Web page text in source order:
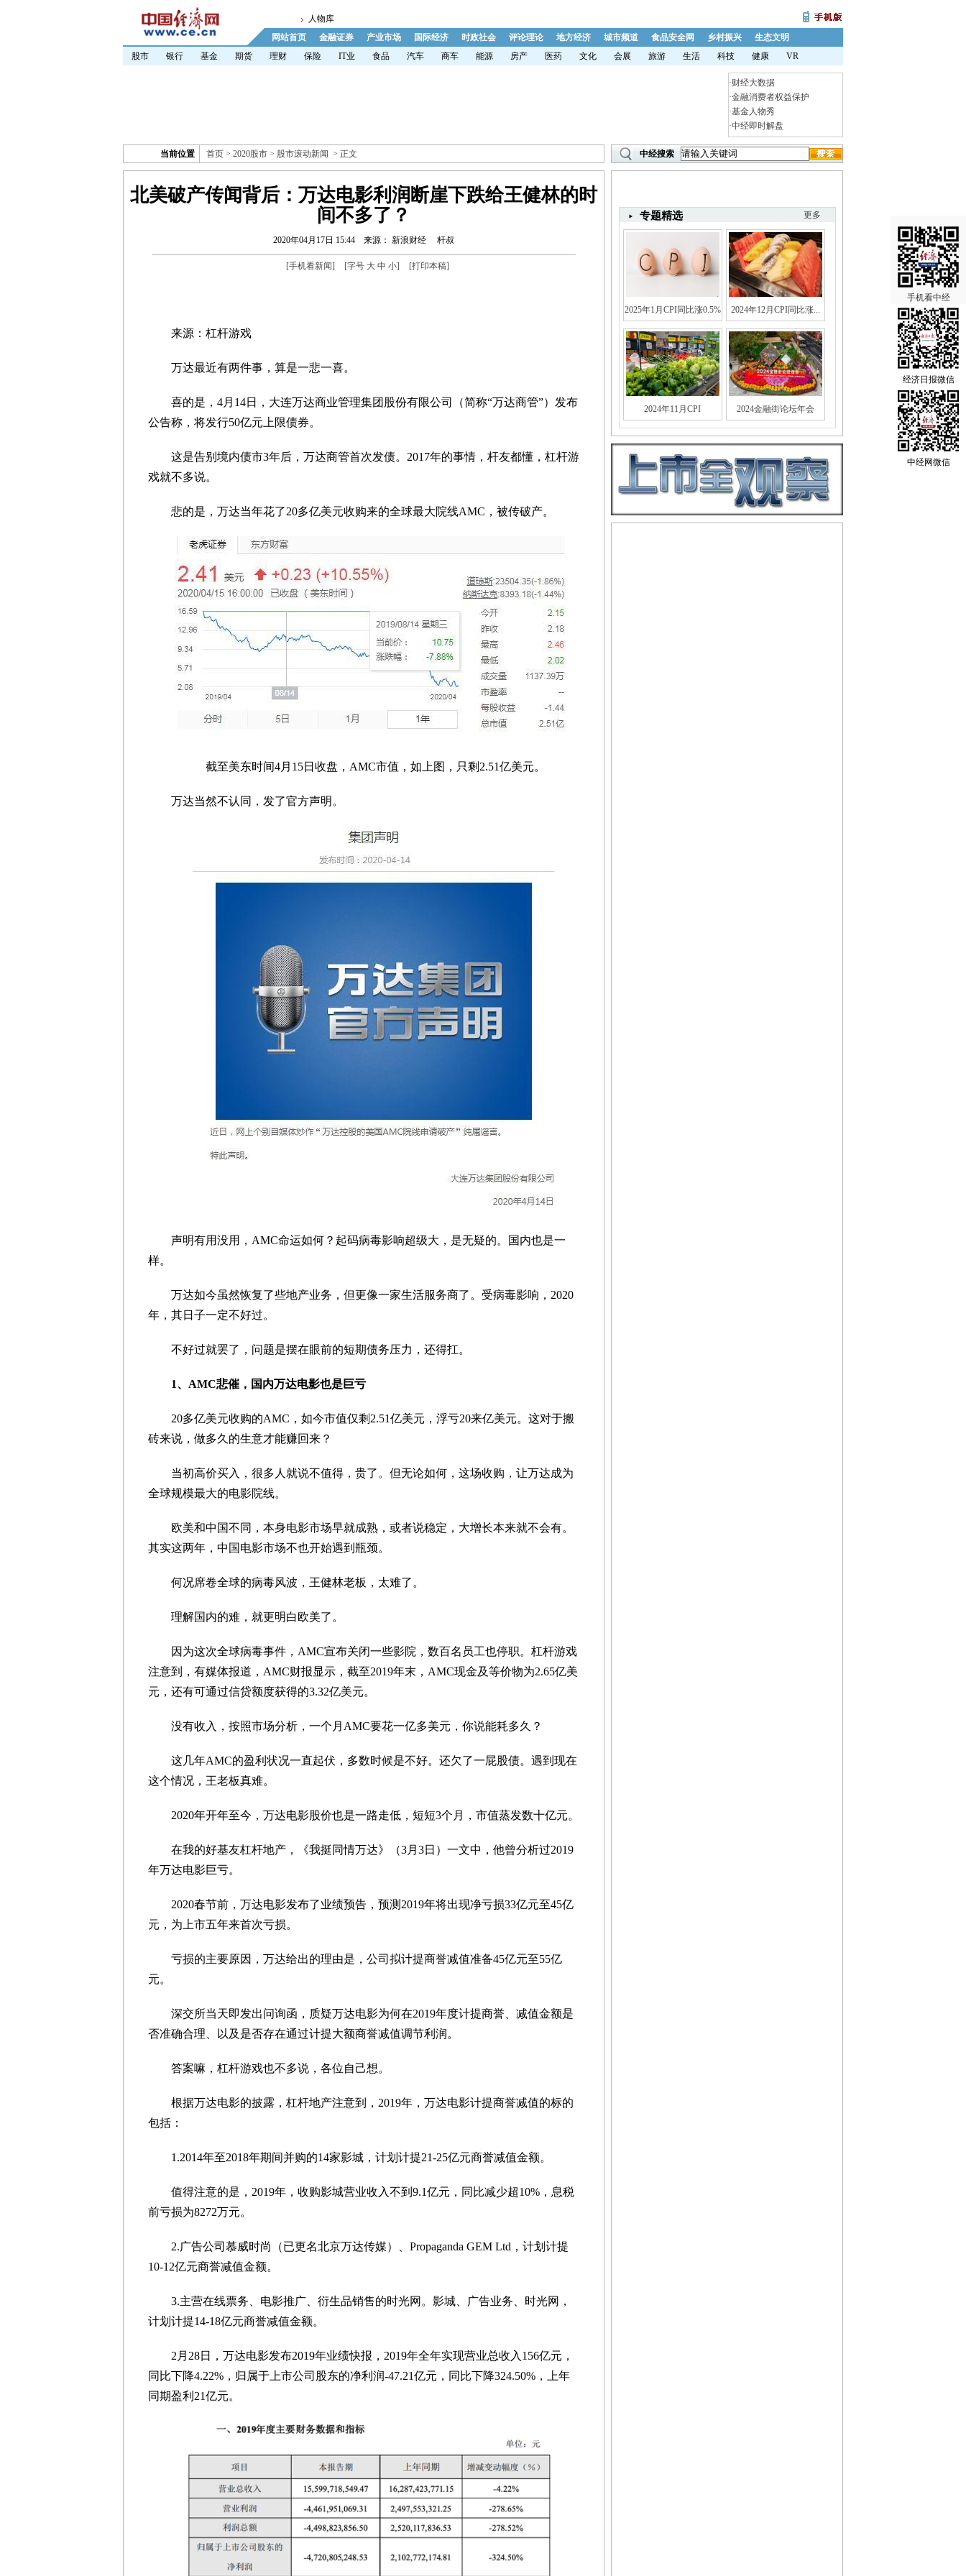
手机看中经
经济日报微信
中经网微信
人物库
网站首页
金融证券 产业市场 国际经济 时政社会 评论理论 地方经济 城市频道 食品安全网 乡村振兴
生态文明
股市
银行 基金 期货 理财 保险 IT业 食品 汽车 商车 能源 房产 医药 文化 会展 旅游 生活 科技 健康 VR
·财经大数据
·金融消费者权益保护
·基金人物秀
·中经即时解盘
当前位置 首页 > 2020股市 > 股市滚动新闻 > 正文 中经搜索
北美破产传闻背后：万达电影利润断崖下跌给王健林的时
间不多了？
2020年04月17日 15:44 来源： 新浪财经 杆叔
[手机看新闻] [字号 大 中 小] [打印本稿]
来源：杠杆游戏
万达最近有两件事，算是一悲一喜。
喜的是，4月14日，大连万达商业管理集团股份有限公司（简称“万达商管”）发布
公告称，将发行50亿元上限债券。
这是告别境内债市3年后，万达商管首次发债。2017年的事情，杆友都懂，杠杆游
戏就不多说。
悲的是，万达当年花了20多亿美元收购来的全球最大院线AMC，被传破产。
截至美东时间4月15日收盘，AMC市值，如上图，只剩2.51亿美元。
万达当然不认同，发了官方声明。
声明有用没用，AMC命运如何？起码病毒影响超级大，是无疑的。国内也是一
样。
万达如今虽然恢复了些地产业务，但更像一家生活服务商了。受病毒影响，2020
年，其日子一定不好过。
不好过就罢了，问题是摆在眼前的短期债务压力，还得扛。
1、AMC悲催，国内万达电影也是巨亏
20多亿美元收购的AMC，如今市值仅剩2.51亿美元，浮亏20来亿美元。这对于搬
砖来说，做多久的生意才能赚回来？
当初高价买入，很多人就说不值得，贵了。但无论如何，这场收购，让万达成为
全球规模最大的电影院线。
欧美和中国不同，本身电影市场早就成熟，或者说稳定，大增长本来就不会有。
其实这两年，中国电影市场不也开始遇到瓶颈。
何况席卷全球的病毒风波，王健林老板，太难了。
理解国内的难，就更明白欧美了。
因为这次全球病毒事件，AMC宣布关闭一些影院，数百名员工也停职。杠杆游戏
注意到，有媒体报道，AMC财报显示，截至2019年末，AMC现金及等价物为2.65亿美
元，还有可通过信贷额度获得的3.32亿美元。
没有收入，按照市场分析，一个月AMC要花一亿多美元，你说能耗多久？
这几年AMC的盈利状况一直起伏，多数时候是不好。还欠了一屁股债。遇到现在
这个情况，王老板真难。
2020年开年至今，万达电影股价也是一路走低，短短3个月，市值蒸发数十亿元。
在我的好基友杠杆地产，《我挺同情万达》（3月3日）一文中，他曾分析过2019
年万达电影巨亏。
2020春节前，万达电影发布了业绩预告，预测2019年将出现净亏损33亿元至45亿
元，为上市五年来首次亏损。
亏损的主要原因，万达给出的理由是，公司拟计提商誉减值准备45亿元至55亿
元。
深交所当天即发出问询函，质疑万达电影为何在2019年度计提商誉、减值金额是
否准确合理、以及是否存在通过计提大额商誉减值调节利润。
答案嘛，杠杆游戏也不多说，各位自己想。
根据万达电影的披露，杠杆地产注意到，2019年，万达电影计提商誉减值的标的
包括：
1.2014年至2018年期间并购的14家影城，计划计提21-25亿元商誉减值金额。
值得注意的是，2019年，收购影城营业收入不到9.1亿元，同比减少超10%，息税
前亏损为8272万元。
2.广告公司慕威时尚（已更名北京万达传媒）、Propaganda GEM Ltd，计划计提
10-12亿元商誉减值金额。
3.主营在线票务、电影推广、衍生品销售的时光网。影城、广告业务、时光网，
计划计提14-18亿元商誉减值金额。
2月28日，万达电影发布2019年业绩快报，2019年全年实现营业总收入156亿元，
同比下降4.22%，归属于上市公司股东的净利润-47.21亿元，同比下降324.50%，上年
同期盈利21亿元。
专题精选 更多
2025年1月CPI同比涨0.5% 2024年12月CPI同比涨...
2024年11月CPI 2024金融街论坛年会